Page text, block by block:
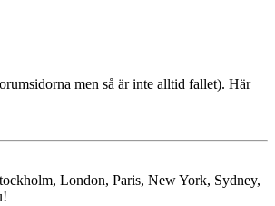
men så är inte alltid fallet). Här
London, Paris, New York, Sydney,